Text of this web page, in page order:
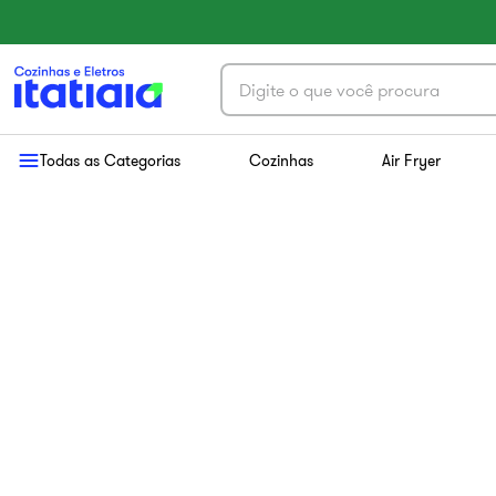
Digite o que você procura
Todas as Categorias Cozinhas Air Fryer
Termos mais buscados